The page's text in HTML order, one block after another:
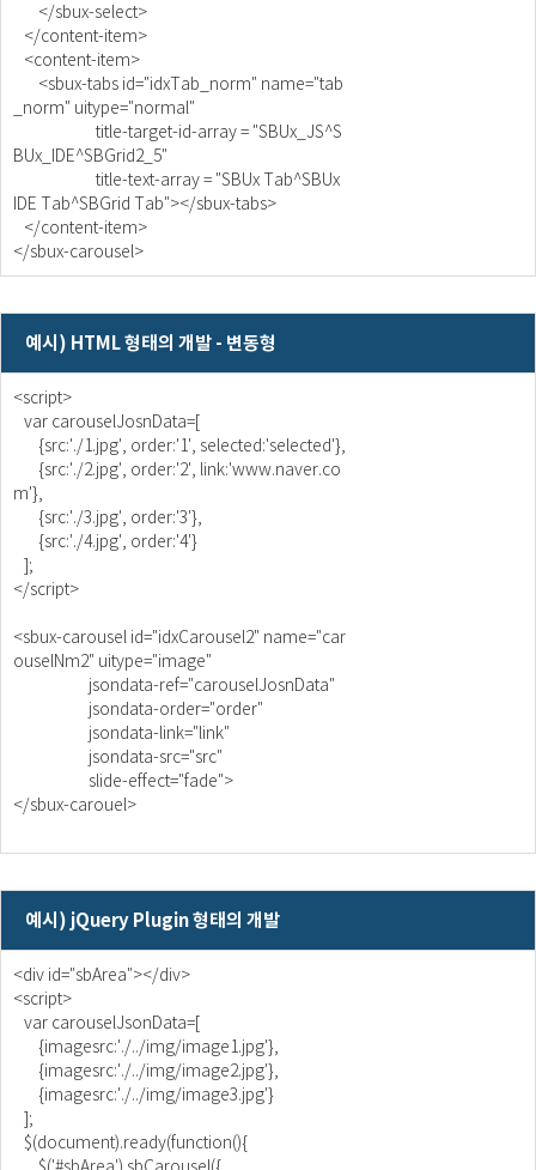
</sbux-select>
</content-item>
<content-item>
<sbux-tabs id="idxTab_norm" name="tab
_norm" uitype="normal"
title-target-id-array = "SBUx_JS^S
BUx_IDE^SBGrid2_5"
title-text-array = "SBUx Tab^SBUx
IDE Tab^SBGrid Tab"></sbux-tabs>
</content-item>
</sbux-carousel>
예시) HTML 형태의 개발 - 변동형
<script>
var carouselJosnData=[
{src:'./1.jpg', order:'1', selected:'selected'},
{src:'./2.jpg', order:'2', link:'www.naver.co
m'},
{src:'./3.jpg', order:'3'},
{src:'./4.jpg', order:'4'}
];
</script>
<sbux-carousel id="idxCarousel2" name="car
ouselNm2" uitype="image"
jsondata-ref="carouselJosnData"
jsondata-order="order"
jsondata-link="link"
jsondata-src="src"
slide-effect="fade">
</sbux-carouel>
예시) jQuery Plugin 형태의 개발
<div id="sbArea"></div>
<script>
var carouselJsonData=[
{imagesrc:'./../img/image1.jpg'},
{imagesrc:'./../img/image2.jpg'},
{imagesrc:'./../img/image3.jpg'}
];
$(document).ready(function(){